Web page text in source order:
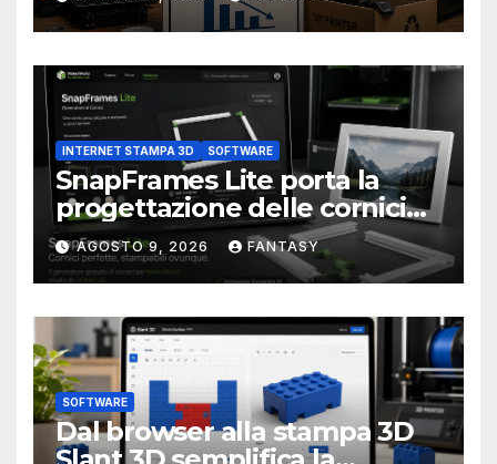
INTERNET STAMPA 3D SOFTWARE
SnapFrames Lite porta la
progettazione delle cornici
personalizzate direttamente
nel browser
AGOSTO 9, 2026 FANTASY
SOFTWARE
Dal browser alla stampa 3D